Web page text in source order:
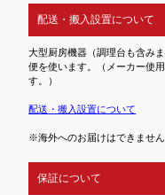
配送・搬入設置について
大型厨房機器（調理台も含み
便を使います。（メーカー使
す。）
配送・搬入設置について
※海外へのお届けはできません
保証について